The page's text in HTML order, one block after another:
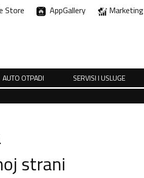
Store AppGallery Marketing
AUTO OTPADI SERVISI I USLUGE
strani